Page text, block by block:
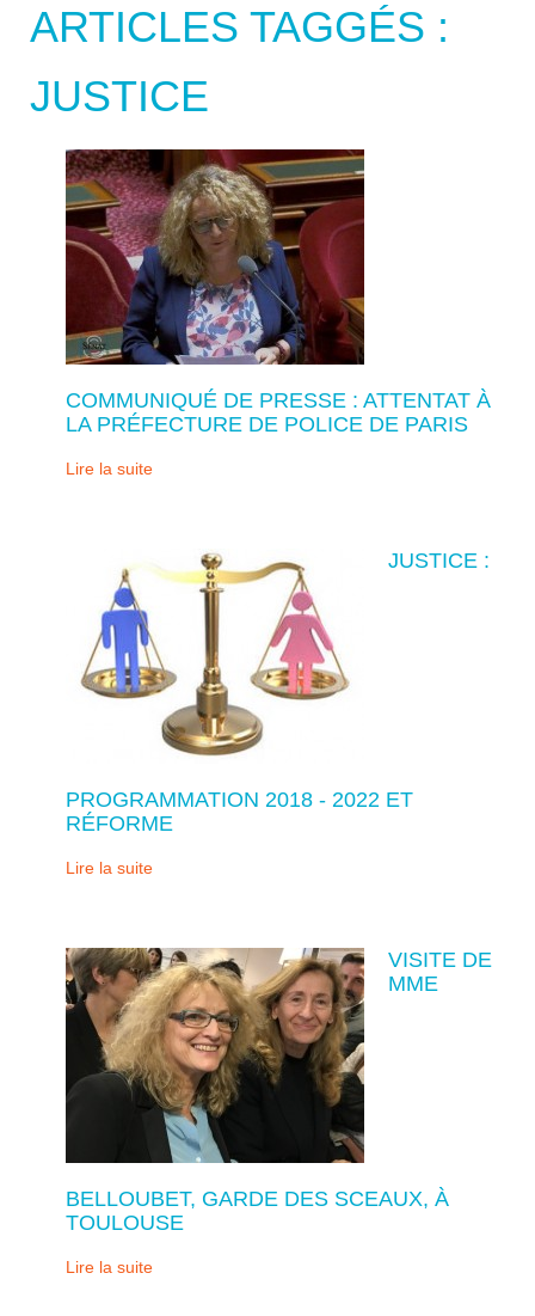
ARTICLES TAGGÉS :
JUSTICE
COMMUNIQUÉ DE PRESSE : ATTENTAT À
LA PRÉFECTURE DE POLICE DE PARIS
Lire la suite
JUSTICE :
PROGRAMMATION 2018 - 2022 ET
RÉFORME
Lire la suite
VISITE DE
MME
BELLOUBET, GARDE DES SCEAUX, À
TOULOUSE
Lire la suite